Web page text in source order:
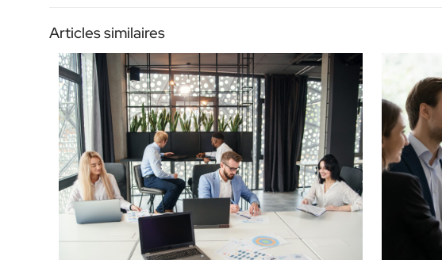
Articles similaires